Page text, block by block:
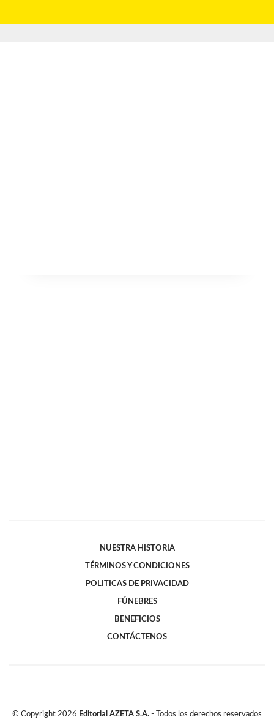
NUESTRA HISTORIA
TÉRMINOS Y CONDICIONES
POLITICAS DE PRIVACIDAD
FÚNEBRES
BENEFICIOS
CONTÁCTENOS
© Copyright 2026 Editorial AZETA S.A. - Todos los derechos reservados